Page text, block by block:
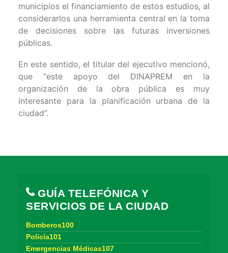
municipios el financiamiento de estos estudios, al
considerarlos una herramienta central en la toma
de decisiones sobre las futuras inversiones
públicas.
En este sentido, el titular del ejecutivo mencionó,
que “este apoyo del DINAPREM en la
organización de la obra pública es muy
interesante para la planificación urbana de la
ciudad”.
GUÍA TELEFÓNICA Y
SERVICIOS DE LA CIUDAD
Bomberos100
Policía101
Emergencias Médicas107